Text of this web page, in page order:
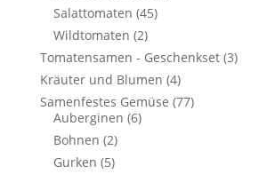
Salattomaten (45)
Wildtomaten (2)
Tomatensamen - Geschenkset (3)
Kräuter und Blumen (4)
Samenfestes Gemüse (77)
Auberginen (6)
Bohnen (2)
Gurken (5)